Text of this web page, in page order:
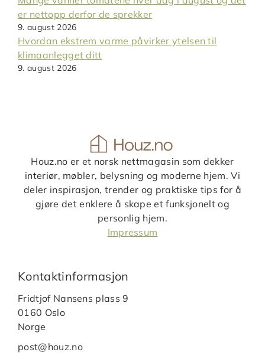
er nettopp derfor de sprekker
9. august 2026
Hvordan ekstrem varme påvirker ytelsen til
klimaanlegget ditt
9. august 2026
Houz.no er et norsk nettmagasin som dekker
interiør, møbler, belysning og moderne hjem. Vi
deler inspirasjon, trender og praktiske tips for å
gjøre det enklere å skape et funksjonelt og
personlig hjem.
Impressum
Kontaktinformasjon
Fridtjof Nansens plass 9
0160 Oslo
Norge
post@houz.no